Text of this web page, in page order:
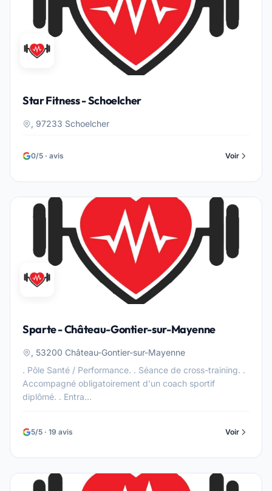
Star Fitness - Schoelcher
, 97233 Schoelcher
0/5 · avis Voir
Sparte - Château-Gontier-sur-Mayenne
, 53200 Château-Gontier-sur-Mayenne
. Pôle Santé / Performance. . Séance de cross-training. .
Accompagné obligatoirement d'un coach sportif
diplômé. . Entra...
5/5 · 19 avis Voir